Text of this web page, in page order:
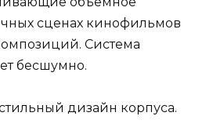
сценах кинофильмов
Система
бесшумно.
дизайн корпуса.